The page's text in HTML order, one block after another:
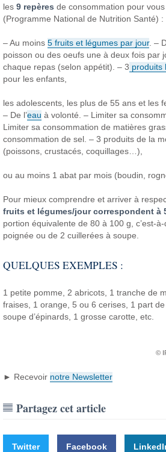
les9 repères de consommation pour
(Programme National de Nutrition Santé) :
– Au moins5 fruits et légumes par jour. –
poisson ou des oeufs une à deux fois par
chaque repas (selon appétit). – 3 produits
pour les enfants,
les adolescents, les plus de 55 ans et les
– De l’eau à volonté. – Limiter sa
Limiter sa consommation de matières
consommation de sel. – 3 produits de la
(poissons, crustacés, coquillages…),
ou au moins 1 abat par mois (boudin,
Pour mieux comprendre et arriver à
fruits et légumes/jour correspondent à
portion équivalente de 80 à 100 g, c’est-à-
poignée ou de 2 cuillerées à soupe.
QUELQUES EXEMPLES :
1 petite pomme, 2 abricots, 1 tranche de
fraises, 1 orange, 5 ou 6 cerises, 1 part
soupe d’épinards, 1 grosse carotte, etc.
©
► Recevoir notre Newsletter
Partagez cet article
Twitter Facebook